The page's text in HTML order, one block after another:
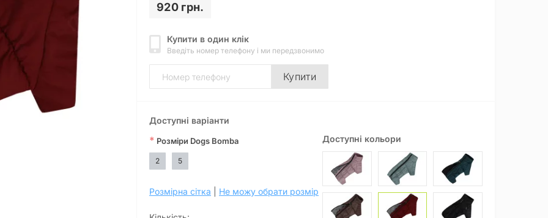
920 грн.
Купити в один клік
Введіть номер телефону і ми передзвонимо
Купити
Доступні кольори
Доступні варіанти
* Розміри Dogs Bomba
2 5
Розмірна сітка Не можу обрати розмір